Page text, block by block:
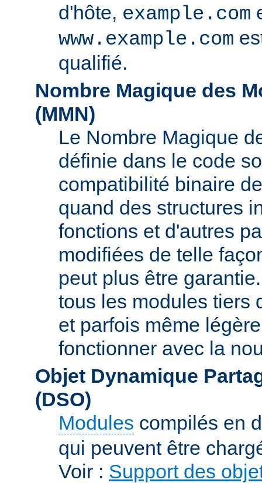
d'hôte, example.com
www.example.com
qualifié.
Nombre Magique des
(MMN)
Le Nombre Magique
définie dans le code
compatibilité binaire
quand des structures
fonctions et d'autres
modifiées de telle
peut plus être
tous les modules tiers
et parfois même
fonctionner avec la
Objet Dynamique
(DSO)
Modules compilés en
qui peuvent être
Voir : Support des